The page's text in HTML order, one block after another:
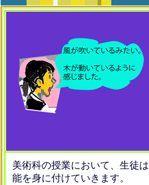
美術科の授業において、生徒
能を身に付けていきます。